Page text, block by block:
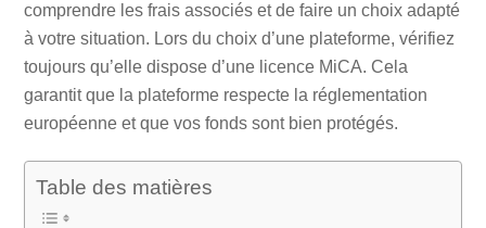
comprendre les frais associés et de faire un choix adapté
à votre situation. Lors du choix d’une plateforme, vérifiez
toujours qu’elle dispose d’une licence MiCA. Cela
garantit que la plateforme respecte la réglementation
européenne et que vos fonds sont bien protégés.
Table des matières